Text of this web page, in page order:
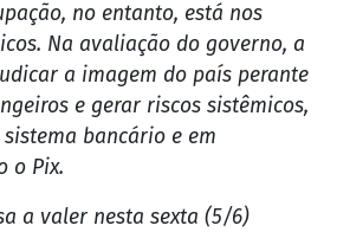
no entanto, está nos
Na avaliação do governo, a
a imagem do país perante
e gerar riscos sistêmicos,
bancário e em
o Pix.
a valer nesta sexta (5/6)